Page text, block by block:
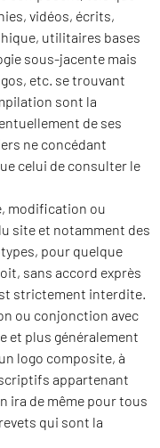
vidéos, écrits,
utilitaires bases
sous-jacente mais
etc. se trouvant
sont la
de ses
ne concédant
celui de consulter le
modification ou
site et notamment des
pour quelque
sans accord exprès
strictement interdite.
ou conjonction avec
et plus généralement
logo composite, à
appartenant
ira de même pour tous
qui sont la